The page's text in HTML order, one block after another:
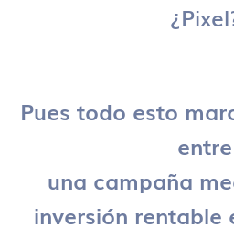
Pues todo esto
entre
una campaña
inversión rentable